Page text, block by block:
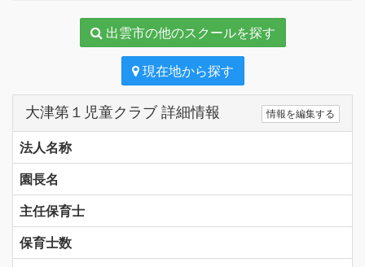
出雲市の他のスクールを探す
現在地から探す
大津第１児童クラブ 詳細情報 情報を編集する
法人名称
園長名
主任保育士
保育士数